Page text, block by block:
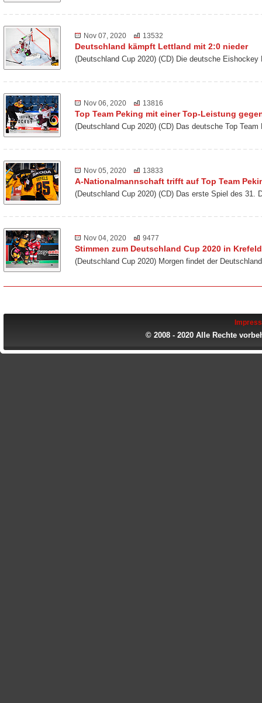
Nov 07, 2020 13532
Deutschland kämpft Lettland mit 2:0 nieder
(Deutschland Cup 2020) (CD) Die deutsche
Nov 06, 2020 13816
Top Team Peking mit einer Top-Leistung
(Deutschland Cup 2020) (CD) Das deutsche Top
Nov 05, 2020 13833
A-Nationalmannschaft trifft auf Top Team
(Deutschland Cup 2020) (CD) Das erste Spiel des 31.
Nov 04, 2020 9477
Stimmen zum Deutschland Cup 2020 in Krefeld
(Deutschland Cup 2020) Morgen findet der
© 2008 - 2020 Alle Rechte